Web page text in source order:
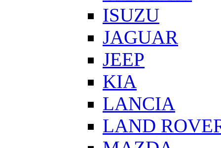
ISUZU
JAGUAR
JEEP
KIA
LANCIA
LAND